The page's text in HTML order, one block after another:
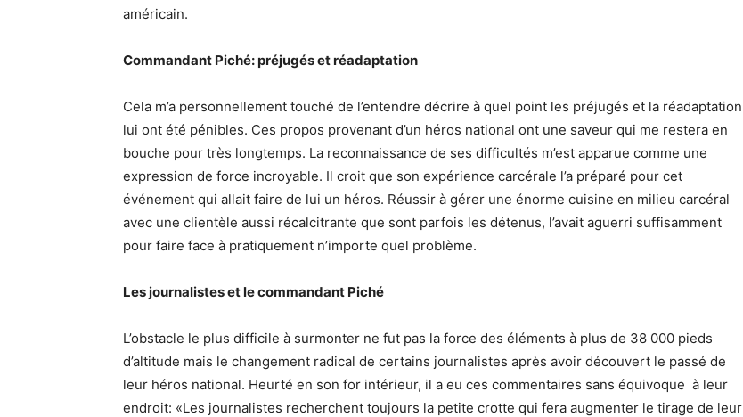
américain.
Commandant Piché: préjugés et réadaptation
Cela m’a personnellement touché de l’entendre décrire à quel point les préjugés et la réadaptation
lui ont été pénibles. Ces propos provenant d’un héros national ont une saveur qui me restera en
bouche pour très longtemps. La reconnaissance de ses difficultés m’est apparue comme une
expression de force incroyable. Il croit que son expérience carcérale l’a préparé pour cet
événement qui allait faire de lui un héros. Réussir à gérer une énorme cuisine en milieu carcéral
avec une clientèle aussi récalcitrante que sont parfois les détenus, l’avait aguerri suffisamment
pour faire face à pratiquement n’importe quel problème.
Les journalistes et le commandant Piché
L’obstacle le plus difficile à surmonter ne fut pas la force des éléments à plus de 38 000 pieds
d’altitude mais le changement radical de certains journalistes après avoir découvert le passé de
leur héros national. Heurté en son for intérieur, il a eu ces commentaires sans équivoque à leur
endroit: «Les journalistes recherchent toujours la petite crotte qui fera augmenter le tirage de leur